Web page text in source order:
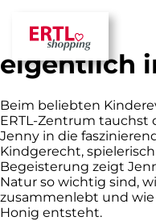
Wie
eigentlich
Beim beliebten
ERTL-Zentrum
Jenny in die
Kindgerecht,
Begeisterung zeigt
Natur so wichtig sind,
zusammenlebt und
Honig entsteht.